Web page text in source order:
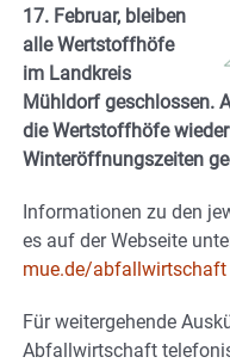
17. Februar, bleiben
alle Wertstoffhöfe
im Landkreis
Mühldorf geschlossen.
die Wertstoffhöfe
Winteröffnungszeiten
Informationen zu den
es auf der Webseite
mue.de/abfallwirtschaft
Für weitergehende
Abfallwirtschaft